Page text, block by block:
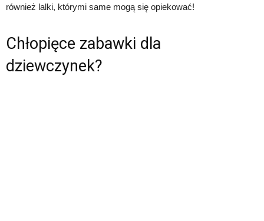
również lalki, którymi same mogą się opiekować!
Chłopięce zabawki dla
dziewczynek?